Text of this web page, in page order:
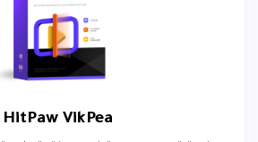
HitPaw VikPea